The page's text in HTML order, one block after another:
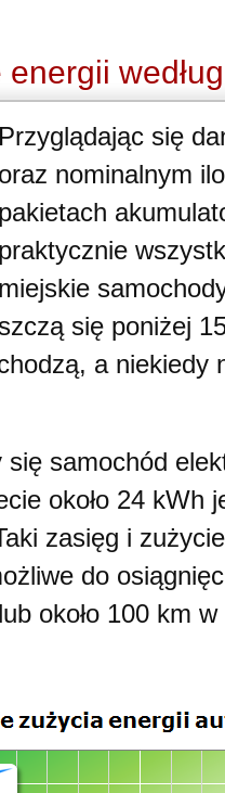
Przyglądając się
oraz nominalnym
pakietach
praktycznie
miejskie
się poniżej
a niekiedy
się samochód
około 24 kWh
zasięg i
do
około 100 km